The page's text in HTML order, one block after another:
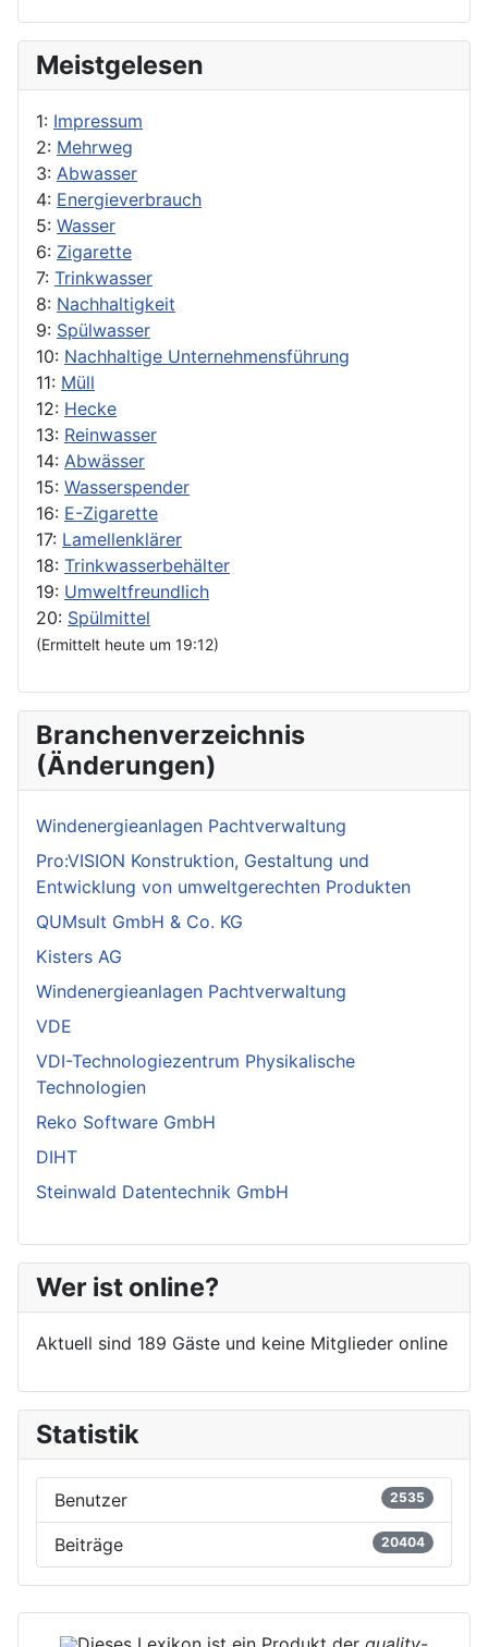
Meistgelesen
1: Impressum
2: Mehrweg
3: Abwasser
4: Energieverbrauch
5: Wasser
6: Zigarette
7: Trinkwasser
8: Nachhaltigkeit
9: Spülwasser
10: Nachhaltige Unternehmensführung
11: Müll
12: Hecke
13: Reinwasser
14: Abwässer
15: Wasserspender
16: E-Zigarette
17: Lamellenklärer
18: Trinkwasserbehälter
19: Umweltfreundlich
20: Spülmittel
(Ermittelt heute um 19:12)
Branchenverzeichnis
(Änderungen)
Windenergieanlagen Pachtverwaltung
Pro:VISION Konstruktion, Gestaltung und
Entwicklung von umweltgerechten Produkten
QUMsult GmbH & Co. KG
Kisters AG
Windenergieanlagen Pachtverwaltung
VDE
VDI-Technologiezentrum Physikalische
Technologien
Reko Software GmbH
DIHT
Steinwald Datentechnik GmbH
Wer ist online?
Aktuell sind 189 Gäste und keine Mitglieder online
Statistik
Benutzer 2535
Beiträge 20404